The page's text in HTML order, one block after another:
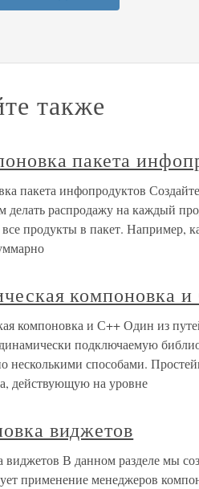
также
пакета
пакета инфопродуктов
делать распродажу на каждый
продукты в пакет. Например,
компоновка
компоновка и С++ Один из
подключаемую
несколькими способами.
действующую на уровне
виджетов
В данном разделе мы
применение менеджеров